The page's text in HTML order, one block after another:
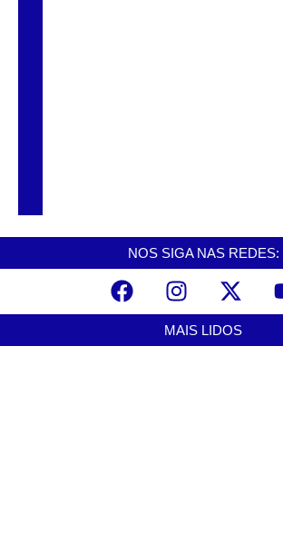
NOS SIGA NAS REDES:
MAIS LIDOS